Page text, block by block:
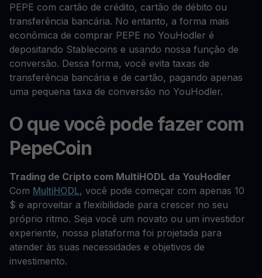
PEPE com cartão de crédito, cartão de débito ou
transferência bancária. No entanto, a forma mais
econômica de comprar PEPE no YouHodler é
depositando Stablecoins e usando nossa função de
conversão. Dessa forma, você evita taxas de
transferência bancária e de cartão, pagando apenas
uma pequena taxa de conversão no YouHodler.
O que você pode fazer com
PepeCoin
Trading de Cripto com MultiHODL da YouHodler
Com MultiHODL, você pode começar com apenas 10
$ e aproveitar a flexibilidade para crescer no seu
próprio ritmo. Seja você um novato ou um investidor
experiente, nossa plataforma foi projetada para
atender às suas necessidades e objetivos de
investimento.